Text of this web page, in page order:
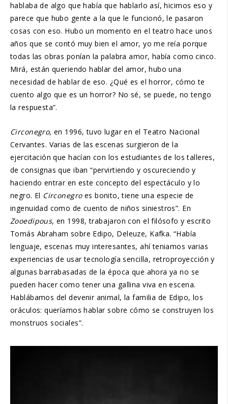
hablaba de algo que había que hablarlo así, hicimos eso y
parece que hubo gente a la que le funcionó, le pasaron
cosas con eso. Hubo un momento en el teatro hace unos
años que se contó muy bien el amor, yo me reía porque
todas las obras ponían la palabra amor, había como cinco.
Mirá, están queriendo hablar del amor, hubo una
necesidad de hablar de eso. ¿Qué es el horror, cómo te
cuento algo que es un horror? No sé, se puede, no tengo
la respuesta”.
Circonegro, en 1996, tuvo lugar en el Teatro Nacional
Cervantes. Varias de las escenas surgieron de la
ejercitación que hacían con los estudiantes de los talleres,
de consignas que iban “pervirtiendo y oscureciendo y
haciendo entrar en este concepto del espectáculo y lo
negro. El Circonegro es bonito, tiene una especie de
ingenuidad como de cuento de niños siniestros”. En
Zooedipous, en 1998, trabajaron con el filósofo y escrito
Tomás Abraham sobre Edipo, Deleuze, Kafka. “Había
lenguaje, escenas muy interesantes, ahí teniamos varias
experiencias de usar tecnología sencilla, retroproyección y
algunas barrabasadas de la época que ahora ya no se
pueden hacer como tener una gallina viva en escena.
Hablábamos del devenir animal, la familia de Edipo, los
oráculos: queríamos hablar sobre cómo se construyen los
monstruos sociales”.